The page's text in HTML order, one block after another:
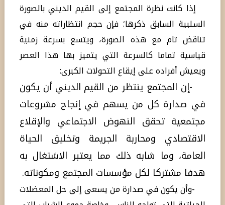
إذا كانت نظرة المجتمع إلى القيم الديني بالصورة
السلبية السابق ذكرها؛ فإن حجم انتظاراته منه في
تناقض تام مع هذه الصورة، ويتسع بسرعة زمنية
قياسية تماما كالسرعة التي يتميز بها هذا العصر
ويعيش أفراده على إيقاع التحولات الكبرى:
-إن المجتمع ينتظر من القيم الديني أن يكون
في صدارة كل من يسهم في إنجاح مشروعات
مجتمعية تحقق النهوض الاجتماعي والإقلاع
الاقتصادي ومحاربة الجريمة وتخليق الحياة
العامة، وما شابه ذلك مما يعتبر الاشتغال به
هدفا مشتركا لكل مؤسسات المجتمع ومكوناته.
-وأن يكون في صدارة من يسعى إلى حل المعضلات